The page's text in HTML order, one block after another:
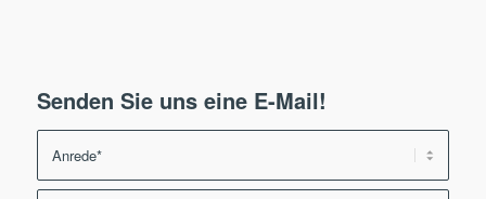
Senden Sie uns eine E-Mail!